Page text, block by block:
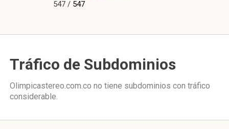
547 / 547
Tráfico de Subdominios
Olimpicastereo.com.co no tiene subdominios con tráfico
considerable.